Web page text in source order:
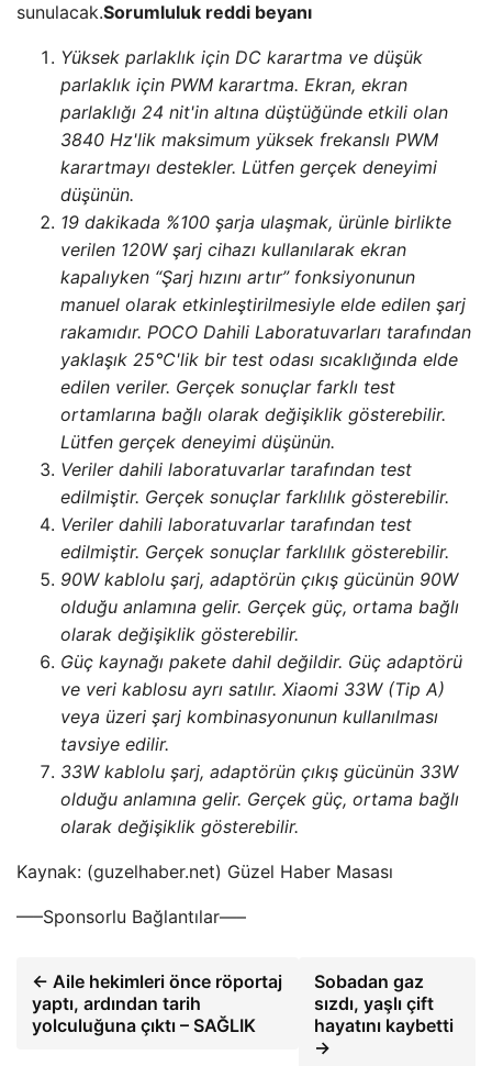
sunulacak.Sorumluluk reddi beyanı
Yüksek parlaklık için DC karartma ve düşük
parlaklık için PWM karartma. Ekran, ekran
parlaklığı 24 nit'in altına düştüğünde etkili olan
3840 Hz'lik maksimum yüksek frekanslı PWM
karartmayı destekler. Lütfen gerçek deneyimi
düşünün.
19 dakikada %100 şarja ulaşmak, ürünle birlikte
verilen 120W şarj cihazı kullanılarak ekran
kapalıyken “Şarj hızını artır” fonksiyonunun
manuel olarak etkinleştirilmesiyle elde edilen şarj
rakamıdır. POCO Dahili Laboratuvarları tarafından
yaklaşık 25°C'lik bir test odası sıcaklığında elde
edilen veriler. Gerçek sonuçlar farklı test
ortamlarına bağlı olarak değişiklik gösterebilir.
Lütfen gerçek deneyimi düşünün.
Veriler dahili laboratuvarlar tarafından test
edilmiştir. Gerçek sonuçlar farklılık gösterebilir.
Veriler dahili laboratuvarlar tarafından test
edilmiştir. Gerçek sonuçlar farklılık gösterebilir.
90W kablolu şarj, adaptörün çıkış gücünün 90W
olduğu anlamına gelir. Gerçek güç, ortama bağlı
olarak değişiklik gösterebilir.
Güç kaynağı pakete dahil değildir. Güç adaptörü
ve veri kablosu ayrı satılır. Xiaomi 33W (Tip A)
veya üzeri şarj kombinasyonunun kullanılması
tavsiye edilir.
33W kablolu şarj, adaptörün çıkış gücünün 33W
olduğu anlamına gelir. Gerçek güç, ortama bağlı
olarak değişiklik gösterebilir.
Kaynak: (guzelhaber.net) Güzel Haber Masası
—–Sponsorlu Bağlantılar—–
← Aile hekimleri önce röportaj
yaptı, ardından tarih
yolculuğuna çıktı – SAĞLIK
Sobadan gaz
sızdı, yaşlı çift
hayatını kaybetti
→